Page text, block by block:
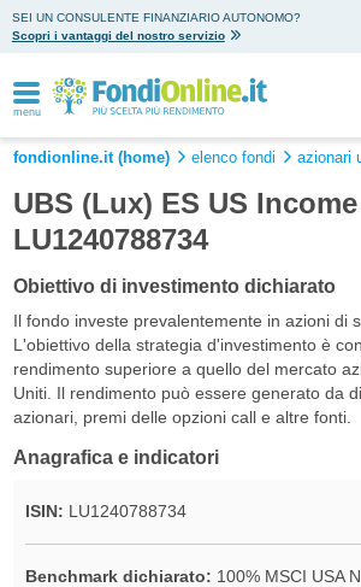
SEI UN CONSULENTE FINANZIARIO AUTONOMO?
Scopri i vantaggi del nostro servizio
menu
fondionline.it (home) elenco fondi azionari
UBS (Lux) ES US
LU1240788734
Obiettivo di investimento dichiarato
Il fondo investe prevalentemente in azioni di
L'obiettivo della strategia d'investimento è
rendimento superiore a quello del mercato
Uniti. Il rendimento può essere generato da
azionari, premi delle opzioni call e altre fonti.
Anagrafica e indicatori
ISIN: LU1240788734
Benchmark dichiarato: 100% MSCI USA